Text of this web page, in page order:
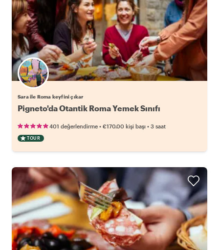
Sara ile Roma keyfini çıkar
Pigneto'da Otantik Roma Yemek Sınıfı
401 değerlendirme • €170.00 kişi başı • 3 saat
TOUR